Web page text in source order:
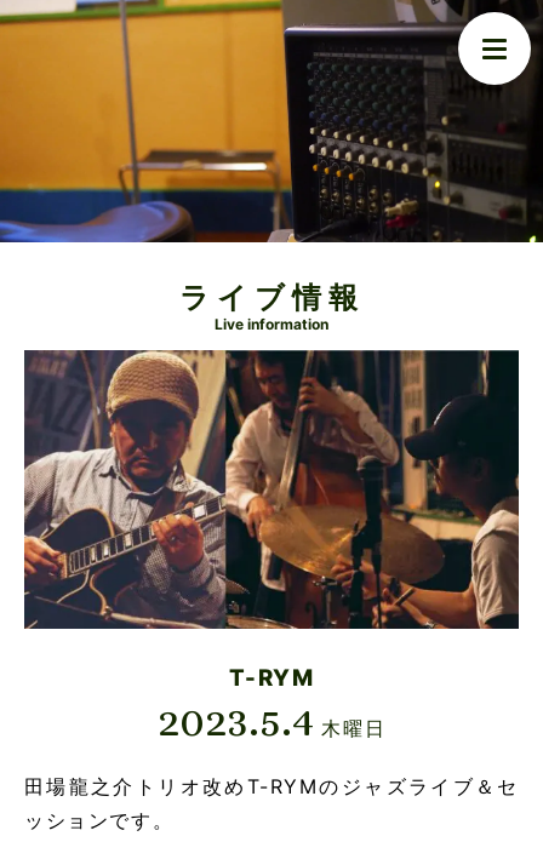
ライブ情報
Live information
T-RYM
2023.5.4 木曜日
田場龍之介トリオ改めT-RYMのジャズライブ＆セ
ッションです。